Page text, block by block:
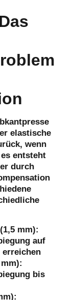
elastische
wenn
entsteht
durch
mm):
auf
erreichen
bis